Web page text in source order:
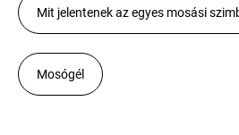
Mit jelentenek az egyes mosási
Mosógél